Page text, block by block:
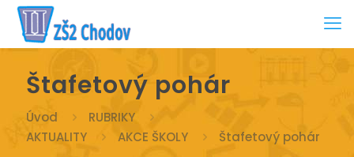
Štafetový pohár
Úvod
RUBRIKY
AKTUALITY
AKCE ŠKOLY Štafetový pohár